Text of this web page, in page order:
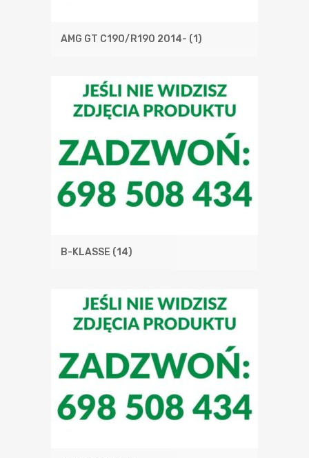
AMG GT C190/R190 2014- (1)
B-KLASSE (14)